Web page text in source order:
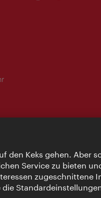
Keks gehen. Aber
Service zu bieten
zugeschnittene